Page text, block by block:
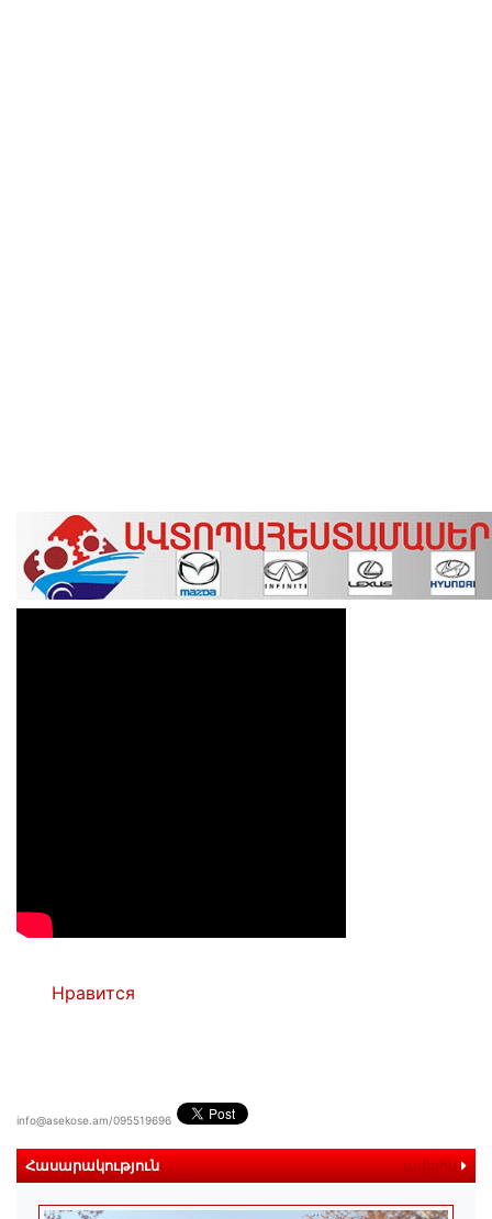
Нравится
info@asekose.am/095519696
Հասարակություն ավելին